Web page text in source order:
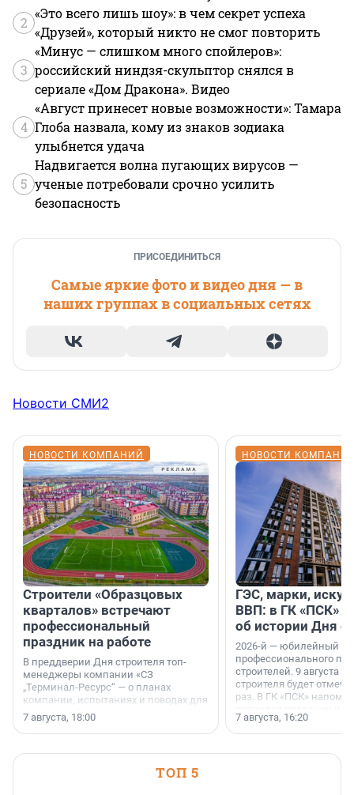
2
«Это всего лишь шоу»: в чем секрет успеха
«Друзей», который никто не смог повторить
3
«Минус — слишком много спойлеров»:
российский ниндзя-скульптор снялся в
сериале «Дом Дракона». Видео
4
«Август принесет новые возможности»: Тамара
Глоба назвала, кому из знаков зодиака
улыбнется удача
5
Надвигается волна пугающих вирусов —
ученые потребовали срочно усилить
безопасность
ПРИСОЕДИНИТЬСЯ
Самые яркие фото и видео дня — в
наших группах в социальных сетях
Новости СМИ2
НОВОСТИ КОМПАНИЙ
Строители «Образцовых
кварталов» встречают
профессиональный
праздник на работе
В преддверии Дня строителя топ-
менеджеры компании «СЗ
„Терминал-Ресурс“ — о планах
компании, испытаниях и поводах для
осторожного оптимизма.
7 августа, 18:00
НОВОСТИ
ГЭС, марки,
ВВП: в ГК «ПСК»
об истории Дня
2026-й — юбилейный
профессионального
строителей. 9 августа
строителя будет
раз. В ГК «ПСК»
поменялась роль
7 августа, 16:20
ТОП 5